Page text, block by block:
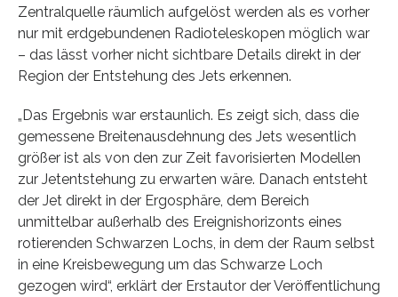
Zentralquelle räumlich aufgelöst werden als es vorher
nur mit erdgebundenen Radioteleskopen möglich war
– das lässt vorher nicht sichtbare Details direkt in der
Region der Entstehung des Jets erkennen.
„Das Ergebnis war erstaunlich. Es zeigt sich, dass die
gemessene Breitenausdehnung des Jets wesentlich
größer ist als von den zur Zeit favorisierten Modellen
zur Jetentstehung zu erwarten wäre. Danach entsteht
der Jet direkt in der Ergosphäre, dem Bereich
unmittelbar außerhalb des Ereignishorizonts eines
rotierenden Schwarzen Lochs, in dem der Raum selbst
in eine Kreisbewegung um das Schwarze Loch
gezogen wird“, erklärt der Erstautor der Veröffentlichung